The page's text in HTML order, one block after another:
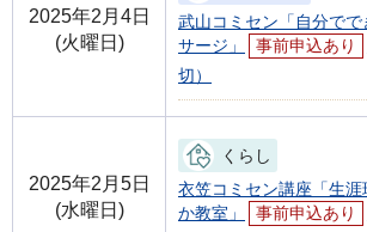
2025年2月4日
(火曜日)
武山コミセン「自分でで
サージ」
事前申込あり
切）
2025年2月5日
(水曜日)
くらし
衣笠コミセン講座「生
か教室」
事前申込あり